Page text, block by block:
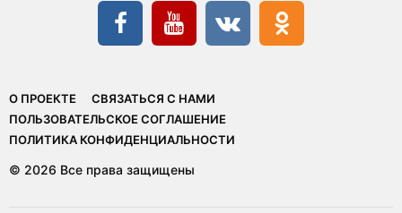
О ПРОЕКТЕ
СВЯЗАТЬСЯ С НАМИ
ПОЛЬЗОВАТЕЛЬСКОЕ СОГЛАШЕНИЕ
ПОЛИТИКА КОНФИДЕНЦИАЛЬНОСТИ
© 2026 Все права защищены